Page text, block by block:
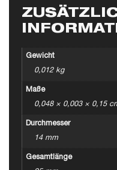
Gewicht
0,012 kg
Maße
0,048 × 0,003 × 0,15
Durchmesser
14 mm
Gesamtlänge